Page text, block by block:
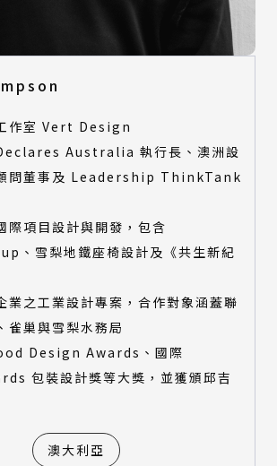
作室 Vert Design
Australia 執行長、澳洲設
問董事及 Leadership ThinkTank
際項目設計與開發，包含
、雪梨地鐵座椅設計及《共生新紀
業之工業設計專案，合作對象涵蓋聯
雀巢與雪梨水務局
Design Awards、國際
包裝設計獎等大獎，並獲頒邱吉
澳大利亞